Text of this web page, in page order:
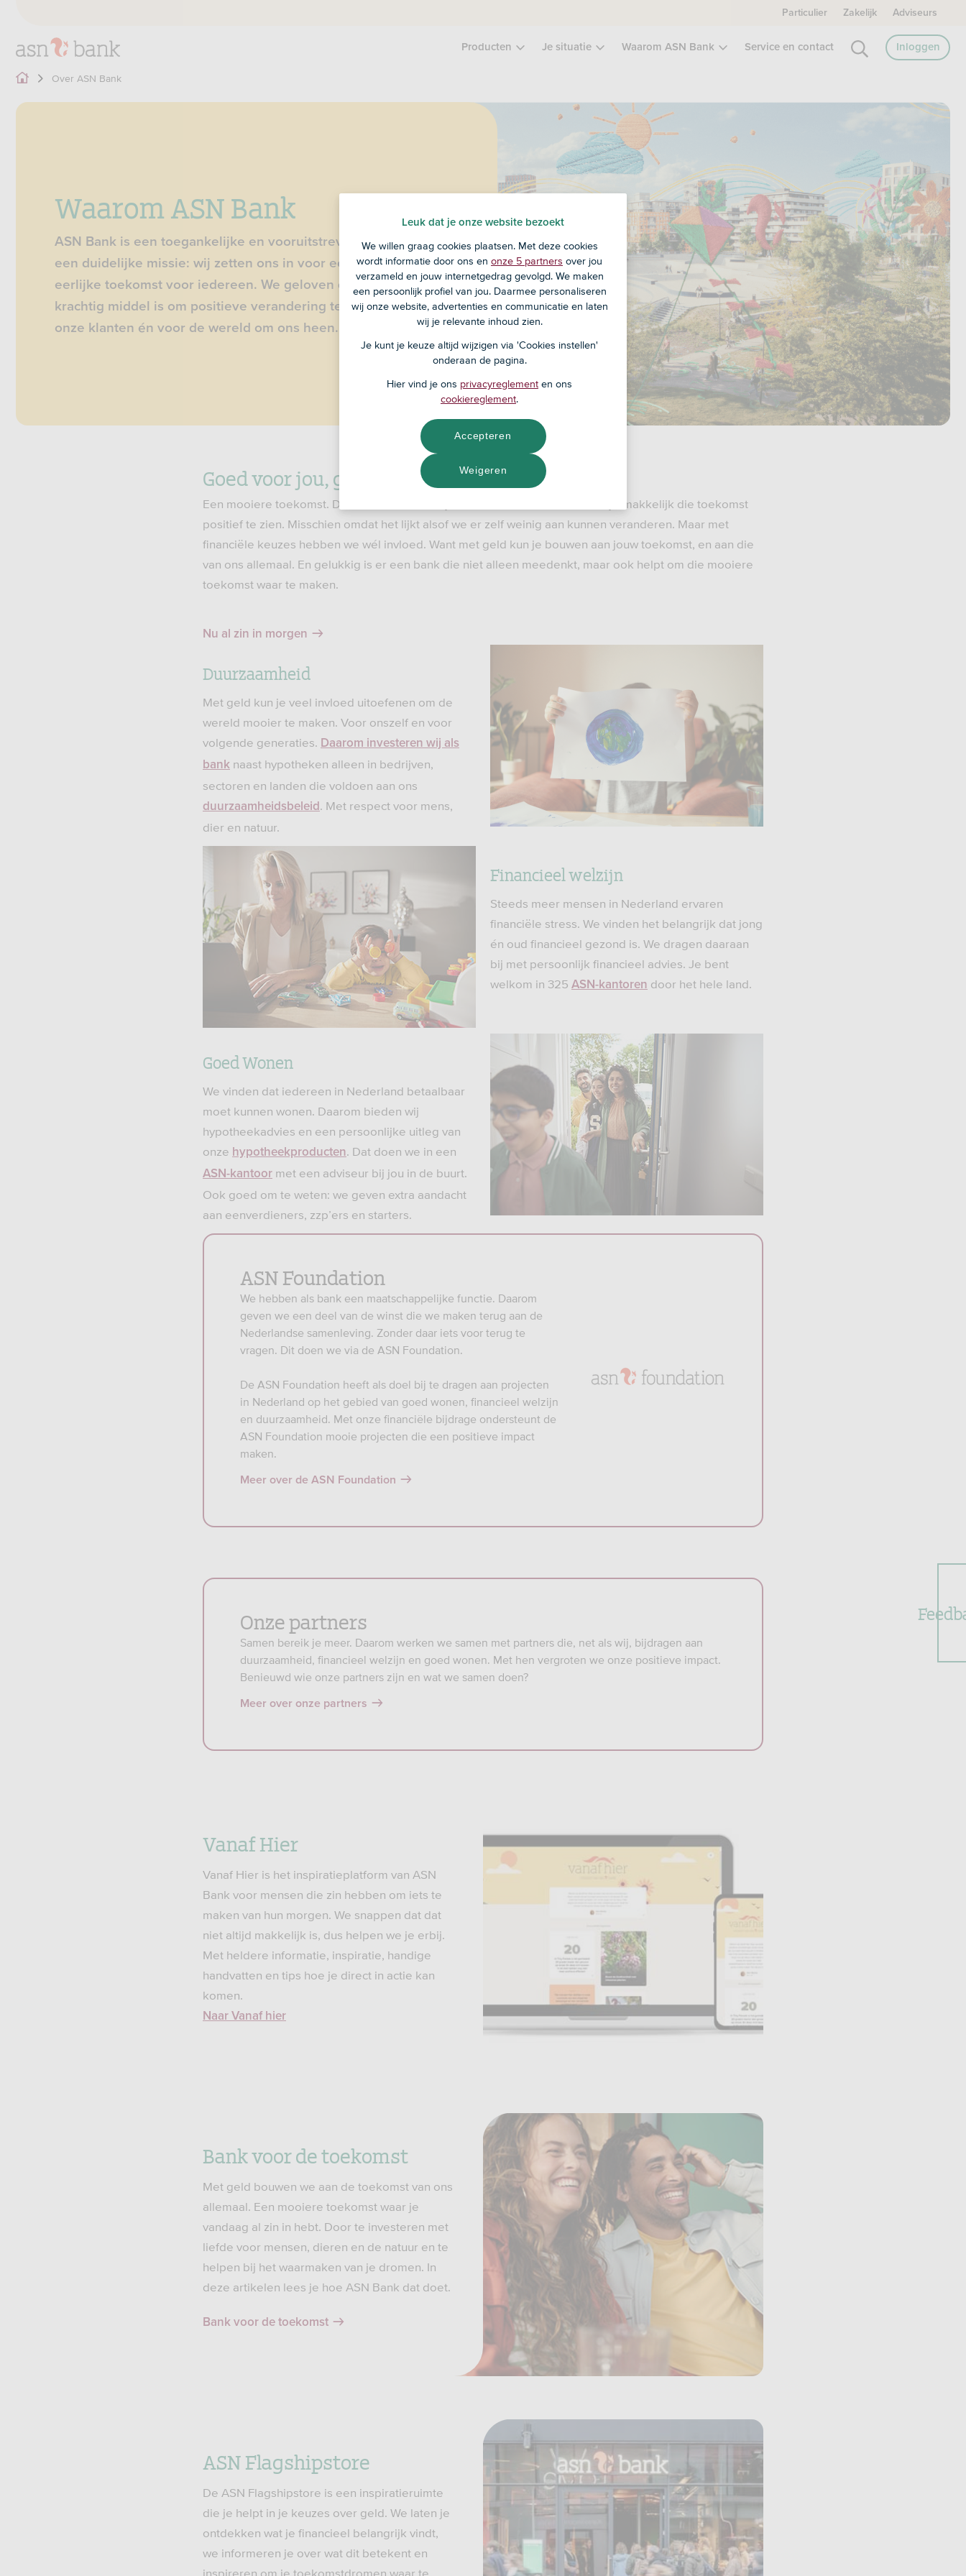
Particulier Zakelijk Adviseurs
Producten Je situatie Waarom ASN Bank Service en contact Inloggen
Over ASN Bank
Waarom ASN Bank
ASN Bank is een toegankelijke en vooruitstrevende bank met
een duidelijke missie: wij zetten ons in voor een duurzame en
eerlijke toekomst voor iedereen. We geloven dat geld een
krachtig middel is om positieve verandering te versnellen – voor
onze klanten én voor de wereld om ons heen.
Goed voor jou, goed voor de toekomst
Een mooiere toekomst. Dat willen we natuurlijk allemaal. Maar het is niet altijd makkelijk die toekomst
positief te zien. Misschien omdat het lijkt alsof we er zelf weinig aan kunnen veranderen. Maar met
financiële keuzes hebben we wél invloed. Want met geld kun je bouwen aan jouw toekomst, en aan die
van ons allemaal. En gelukkig is er een bank die niet alleen meedenkt, maar ook helpt om die mooiere
toekomst waar te maken.
Nu al zin in morgen
Duurzaamheid
Met geld kun je veel invloed uitoefenen om de
wereld mooier te maken. Voor onszelf en voor
volgende generaties. Daarom investeren wij als
bank naast hypotheken alleen in bedrijven,
sectoren en landen die voldoen aan ons
duurzaamheidsbeleid . Met respect voor mens,
dier en natuur.
Financieel welzijn
Steeds meer mensen in Nederland ervaren
financiële stress. We vinden het belangrijk dat jong
én oud financieel gezond is. We dragen daaraan
bij met persoonlijk financieel advies. Je bent
welkom in 325 ASN-kantoren door het hele land.
Goed Wonen
We vinden dat iedereen in Nederland betaalbaar
moet kunnen wonen. Daarom bieden wij
hypotheekadvies en een persoonlijke uitleg van
onze hypotheekproducten. Dat doen we in een
ASN-kantoor met een adviseur bij jou in de buurt.
Ook goed om te weten: we geven extra aandacht
aan eenverdieners, zzp’ers en starters.
ASN Foundation
We hebben als bank een maatschappelijke functie. Daarom
geven we een deel van de winst die we maken terug aan de
Nederlandse samenleving. Zonder daar iets voor terug te
vragen. Dit doen we via de ASN Foundation.
De ASN Foundation heeft als doel bij te dragen aan projecten
in Nederland op het gebied van goed wonen, financieel welzijn
en duurzaamheid. Met onze financiële bijdrage ondersteunt de
ASN Foundation mooie projecten die een positieve impact
maken.
Meer over de ASN Foundation
Onze partners
Samen bereik je meer. Daarom werken we samen met partners die, net als wij, bijdragen aan
duurzaamheid, financieel welzijn en goed wonen. Met hen vergroten we onze positieve impact.
Benieuwd wie onze partners zijn en wat we samen doen?
Meer over onze partners
Vanaf Hier
Vanaf Hier is het inspiratieplatform van ASN
Bank voor mensen die zin hebben om iets te
maken van hun morgen. We snappen dat dat
niet altijd makkelijk is, dus helpen we je erbij.
Met heldere informatie, inspiratie, handige
handvatten en tips hoe je direct in actie kan
komen.
Naar Vanaf hier
Bank voor de toekomst
Met geld bouwen we aan de toekomst van ons
allemaal. Een mooiere toekomst waar je
vandaag al zin in hebt. Door te investeren met
liefde voor mensen, dieren en de natuur en te
helpen bij het waarmaken van je dromen. In
deze artikelen lees je hoe ASN Bank dat doet.
Bank voor de toekomst
ASN Flagshipstore
De ASN Flagshipstore is een inspiratieruimte
die je helpt in je keuzes over geld. We laten je
ontdekken wat je financieel belangrijk vindt,
we informeren je over wat dit betekent en
inspireren om je toekomstdromen waar te
Leuk dat je onze website bezoekt
We willen graag cookies plaatsen. Met deze cookies
wordt informatie door ons en onze 5 partners over jou
verzameld en jouw internetgedrag gevolgd. We maken
een persoonlijk profiel van jou. Daarmee personaliseren
wij onze website, advertenties en communicatie en laten
wij je relevante inhoud zien.
Je kunt je keuze altijd wijzigen via 'Cookies instellen'
onderaan de pagina.
Hier vind je ons privacyreglement en ons
cookiereglement.
Weigeren
Accepteren